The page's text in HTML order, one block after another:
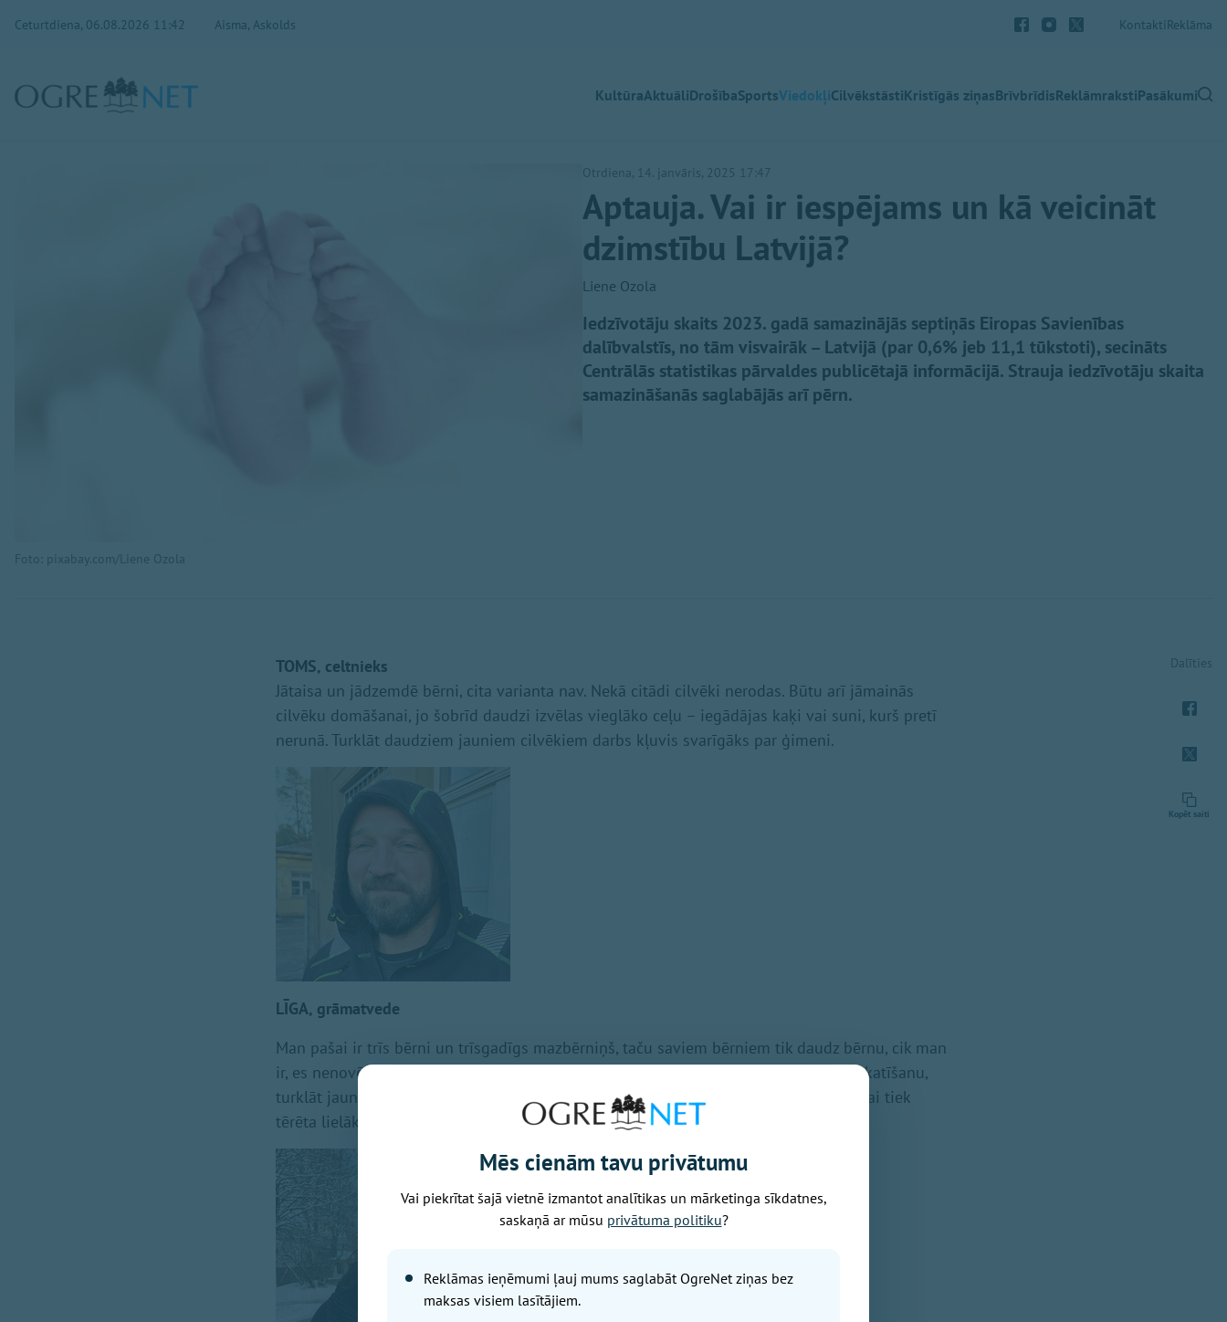
Ceturtdiena, 06.08.2026 11:42 Aisma, Askolds KontaktiReklāma
KultūraAktuāliDrošībaSportsViedokļiCilvēkstāstiKristīgās ziņasBrīvbrīdisReklāmrakstiPasākumi
Foto: pixabay.com/Liene Ozola
Otrdiena, 14. janvāris, 2025 17:47
Aptauja. Vai ir iespējams un kā veicināt
dzimstību Latvijā?
Liene Ozola
Iedzīvotāju skaits 2023. gadā samazinājās septiņās Eiropas Savienības
dalībvalstīs, no tām visvairāk – Latvijā (par 0,6% jeb 11,1 tūkstoti), secināts
Centrālās statistikas pārvaldes publicētajā informācijā. Strauja iedzīvotāju skaita
samazināšanās saglabājās arī pērn.
TOMS, celtnieks
Jātaisa un jādzemdē bērni, cita varianta nav. Nekā citādi cilvēki nerodas. Būtu arī jāmainās
cilvēku domāšanai, jo šobrīd daudzi izvēlas vieglāko ceļu – iegādājas kaķi vai suni, kurš pretī
nerunā. Turklāt daudziem jauniem cilvēkiem darbs kļuvis svarīgāks par ģimeni.
LĪGA, grāmatvede
Man pašai ir trīs bērni un trīsgadīgs mazbērniņš, taču saviem bērniem tik daudz bērnu, cik man
ir, es nenovēlētu, jo tas ir ļoti grūti. Strādājošas omītes nevar palīdzēt ar bērnu pieskatīšanu,
turklāt jaunajai ģimenei nav, kur dzīvot. Nākas dzīvot īrētos dzīvokļos, kuru apmaksai tiek
tērēta lielākā daļa ienākumu.
Dalīties
Kopēt saiti
Mēs cienām tavu privātumu
Vai piekrītat šajā vietnē izmantot analītikas un mārketinga sīkdatnes,
saskaņā ar mūsu privātuma politiku?
Reklāmas ieņēmumi ļauj mums saglabāt OgreNet ziņas bez
maksas visiem lasītājiem.